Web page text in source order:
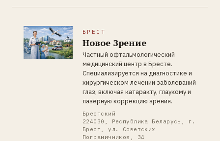
БРЕСТ
Новое Зрение
Частный офтальмологический
медицинский центр в Бресте.
Специализируется на диагностике и
хирургическом лечении заболеваний
глаз, включая катаракту, глаукому и
лазерную коррекцию зрения.
Брестский
224030, Республика Беларусь, г.
Брест, ул. Советских
Пограничников, 34